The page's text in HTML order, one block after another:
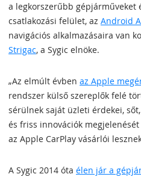
a legkorszerűbb gépjárműveket
csatlakozási felület, az Android
navigációs alkalmazásaira van
Strigac, a Sygic elnöke.
„Az elmúlt évben az Apple
rendszer külső szereplők felé
sérülnek saját üzleti érdekei,
és friss innovációk
az Apple CarPlay vásárlói
A Sygic 2014 óta élen jár a